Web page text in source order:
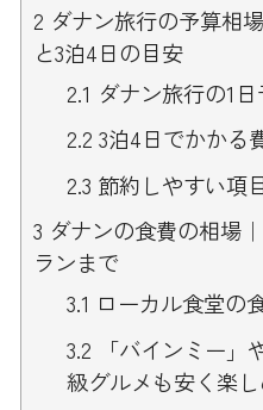
2 ダナン旅行の予算相
と3泊4日の目安
2.1 ダナン旅行の1
2.2 3泊4日でかかる
2.3 節約しやすい項
3 ダナンの食費の相場
ランまで
3.1 ローカル食堂の
3.2 「バインミー」
級グルメも安く楽